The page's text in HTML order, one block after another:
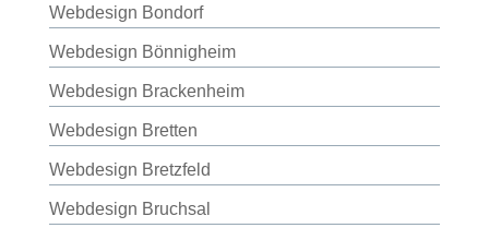
Webdesign Bondorf
Webdesign Bönnigheim
Webdesign Brackenheim
Webdesign Bretten
Webdesign Bretzfeld
Webdesign Bruchsal